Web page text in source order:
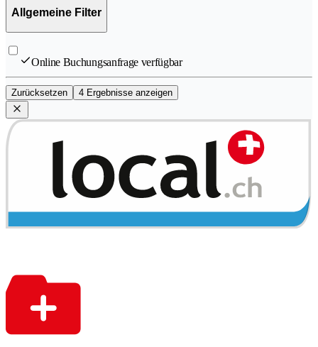
Allgemeine Filter
Online Buchungsanfrage verfügbar
Zurücksetzen 4 Ergebnisse anzeigen